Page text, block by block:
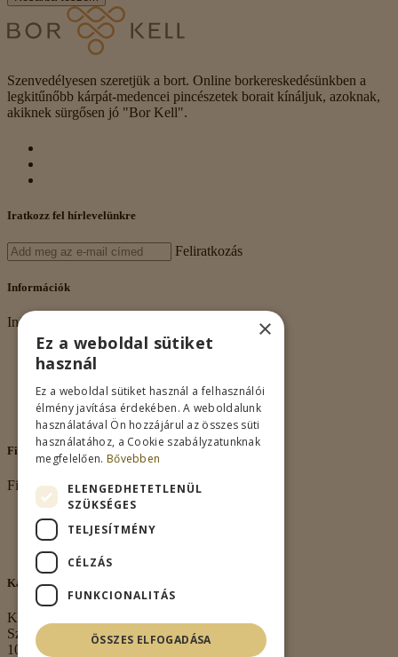
Szenvedélyesen szeretjük a bort. Online borkereskedésünkben a
legkitűnőbb kárpát-medencei pincészetek borait kínáljuk, azoknak,
akiknek sürgősen jó "Bor Kell".
Iratkozz fel hírlevelünkre
Feliratkozás
Információk
Információk
Rólunk
Adatkezelés
Vásárlási feltételek
Nagykereskedelem
Kapcsolat
Fiókom
Fiókom
Fiókom
Rendeléseim
Kívánságlista
Kapcsolat
Kapcsolat
Székhely:
1063 Budapest,
×
Ez a weboldal sütiket
használ
Ez a weboldal sütiket használ a felhasználói
élmény javítása érdekében. A weboldalunk
használatával Ön hozzájárul az összes süti
használatához, a Cookie szabályzatunknak
megfelelően. Bővebben
ELENGEDHETETLENÜL
SZÜKSÉGES
TELJESÍTMÉNY
CÉLZÁS
FUNKCIONALITÁS
ÖSSZES ELFOGADÁSA